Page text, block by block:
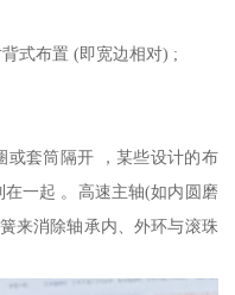
式布置 (即宽边相对) ;
或套筒隔开 ，某些设计的布
一起 。高速主轴(如内圆磨
来消除轴承内、外环与滚珠